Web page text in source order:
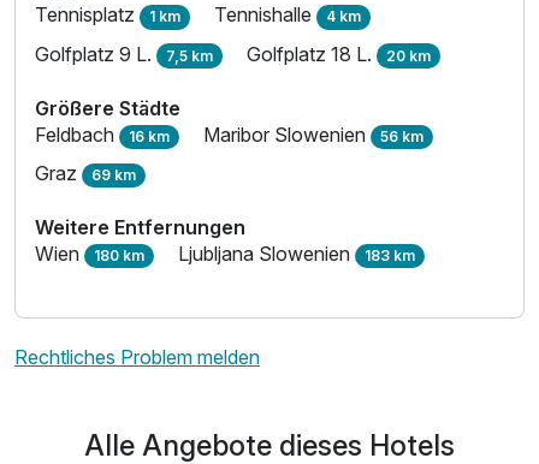
Tennisplatz 1 km Tennishalle 4 km
Golfplatz 9 L. 7,5 km Golfplatz 18 L. 20 km
Größere Städte
Feldbach 16 km Maribor Slowenien 56 km
Graz 69 km
Weitere Entfernungen
Wien 180 km Ljubljana Slowenien 183 km
Rechtliches Problem melden
Alle Angebote dieses Hotels